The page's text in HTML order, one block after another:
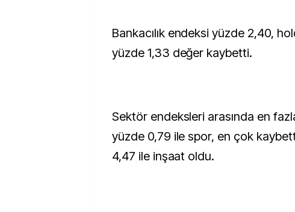
Bankacılık endeksi yüzde 2,40,
yüzde 1,33 değer kaybetti.
Sektör endeksleri arasında en
yüzde 0,79 ile spor, en çok
4,47 ile inşaat oldu.